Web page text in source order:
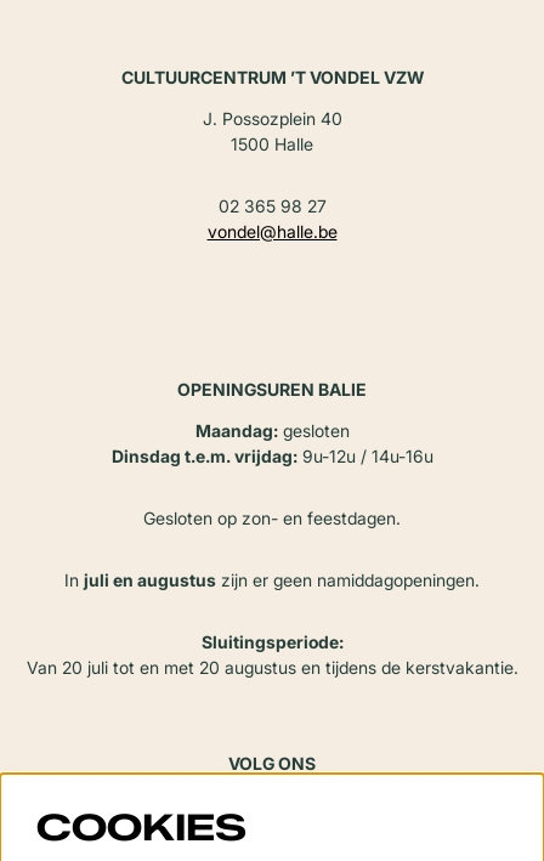
CULTUURCENTRUM ’T VONDEL VZW
J. Possozplein 40
1500 Halle
02 365 98 27
vondel@halle.be
OPENINGSUREN BALIE
Maandag:gesloten
Dinsdag t.e.m. vrijdag:9u-12u / 14u-16u
Gesloten op zon- en feestdagen.
In juli en augustus zijn er geen namiddagopeningen.
Sluitingsperiode:
Van 20 juli tot en met 20 augustus en tijdens de kerstvakantie.
VOLG ONS
COOKIES